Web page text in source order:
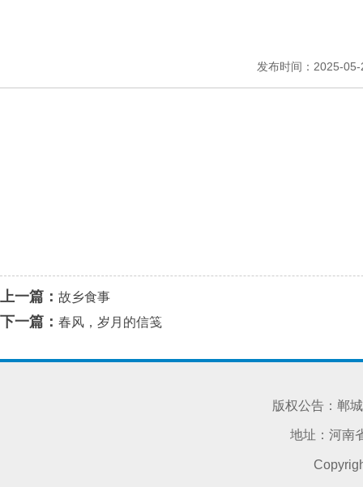
发布时间：2025-
上一篇： 故乡食事
下一篇： 春风，岁月的信笺
版权公告：郸
地址：河南